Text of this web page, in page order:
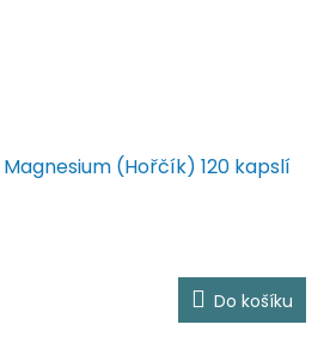
(Hořčík) 120 kapslí
Do košíku